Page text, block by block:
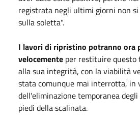
registrata negli ultimi giorni non
sulla soletta".
I lavori di ripristino potranno ora
velocemente per restituire
alla sua integrità, con la viabilità
stata comunque mai interrotta, in
dell'eliminazione temporanea
piedi della scalinata.